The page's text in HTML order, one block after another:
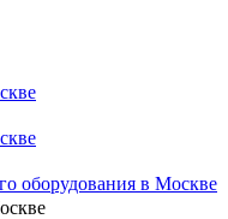
оборудования в Москве